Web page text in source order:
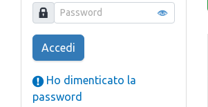
Accedi
Ho dimenticato la
password